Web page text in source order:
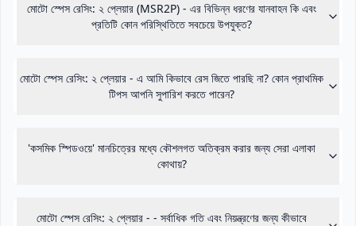
মোটো স্পেস রেসিং: ২ প্লেয়ার (MSR2P) - এর বিভিন্ন ধরণের যানবাহন কি এবং
প্রতিটি কোন পরিস্থিতিতে সবচেয়ে উপযুক্ত?
মোটো স্পেস রেসিং: ২ প্লেয়ার - এ আমি কিভাবে রেস জিতে পারছি না? কোন প্রাথমিক
টিপস আপনি সুপারিশ করতে পারেন?
'কসমিক স্পিডওয়ে' মানচিত্রের মধ্যে কৌশলগত অতিক্রম করার জন্য সেরা এলাকা
কোথায়?
মোটো স্পেস রেসিং: ২ প্লেয়ার - - সর্বাধিক গতি এবং নিয়ন্ত্রণের জন্য কীভাবে